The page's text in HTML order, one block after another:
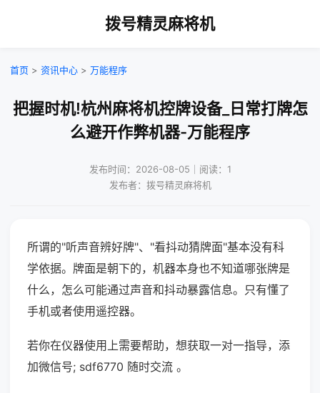
拨号精灵麻将机
首页 > 资讯中心 > 万能程序
把握时机!杭州麻将机控牌设备_日常打牌怎
么避开作弊机器-万能程序
发布时间：2026-08-05｜阅读：1
发布者：拨号精灵麻将机
所谓的"听声音辨好牌"、"看抖动猜牌面"基本没有科
学依据。牌面是朝下的，机器本身也不知道哪张牌是
什么，怎么可能通过声音和抖动暴露信息。只有懂了
手机或者使用遥控器。
若你在仪器使用上需要帮助，想获取一对一指导，添
加微信号; sdf6770 随时交流 。